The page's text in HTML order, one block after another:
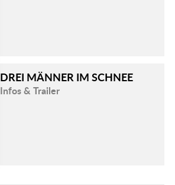
DREI MÄNNER IM SCHNEE
Infos & Trailer